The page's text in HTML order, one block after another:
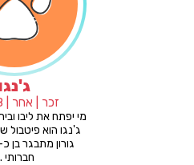
ג'נגו
זכר | אחר | 8 שנים
מי יפתח את ליבו
ג'נגו הוא פיטבול
חברותי